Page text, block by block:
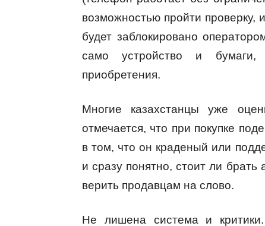
возможностью пройти проверку,
будет заблокировано
само устройство и бумаги,
приобретения.
Многие казахстанцы уже
отмечается, что при покупке
в том, что он краденый или
и сразу понятно, стоит ли
верить продавцам на слово.
Не лишена система и